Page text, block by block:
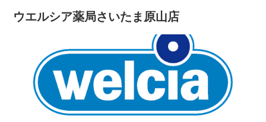
ウエルシア薬局さいたま原山店